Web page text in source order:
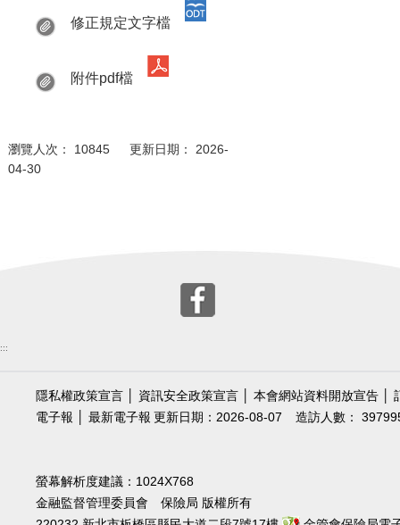
修正規定文字檔
附件pdf檔
瀏覽人次： 10845 更新日期： 2026-
04-30
:::
隱私權政策宣言 資訊安全政策宣言 本會網站資料開放宣告
電子報
最新電子報 造訪人數：
更新日期：2026-08-07
螢幕解析度建議：1024X768
金融監督管理委員會 保險局 版權所有